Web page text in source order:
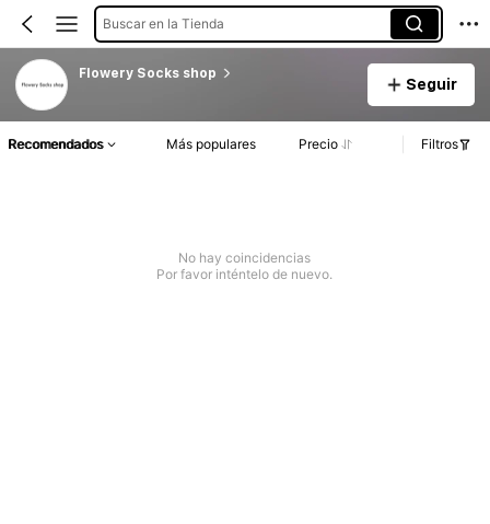
Buscar en la Tienda
Flowery Socks shop
Seguir
Recomendados Más populares Precio Filtros
No hay coincidencias
Por favor inténtelo de nuevo.